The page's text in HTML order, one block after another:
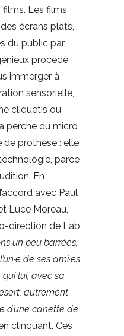
Les films
écrans plats,
du public par
procédé
immerger à
sensorielle,
cliquetis ou
perche du micro
de prothèse : elle
parce
En
avec Paul
Luce Moreau,
direction de Lab
un peu barrées,
de ses ami·es
lui, avec sa
autrement
d’une canette de
clinquant. Ces